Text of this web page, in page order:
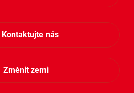
Česky
Kontaktujte nás
Změnit zemi